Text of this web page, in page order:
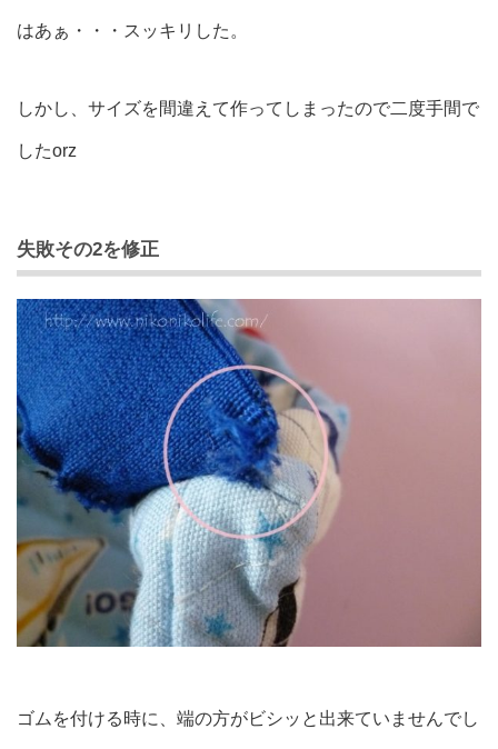
はあぁ・・・スッキリした。
しかし、サイズを間違えて作ってしまったので二度手間で
したorz
失敗その2を修正
ゴムを付ける時に、端の方がビシッと出来ていませんでし